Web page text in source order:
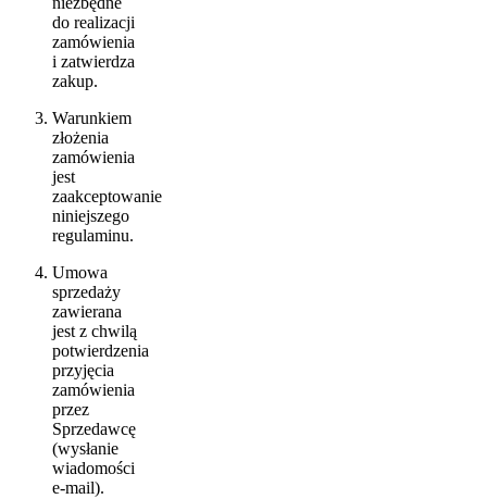
do realizacji
zamówienia
i zatwierdza
zakup.
Warunkiem
złożenia
zamówienia
jest
zaakceptowanie
niniejszego
regulaminu.
Umowa
sprzedaży
zawierana
jest z chwilą
potwierdzenia
przyjęcia
zamówienia
przez
Sprzedawcę
(wysłanie
wiadomości
e-mail).